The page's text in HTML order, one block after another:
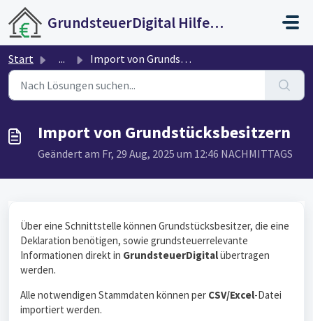
Zum hauptsächlichen Inhalt gehen
GrundsteuerDigital Hilfecenter
Start ... Import von Grundstücksbesitzern
Import von Grundstücksbesitzern
Geändert am Fr, 29 Aug, 2025 um 12:46 NACHMITTAGS
Über eine Schnittstelle können Grundstücksbesitzer, die eine
Deklaration benötigen, sowie grundsteuerrelevante
Informationen direkt in GrundsteuerDigitalübertragen
werden.
Alle notwendigen Stammdaten können per CSV/Excel-Datei
importiert werden.